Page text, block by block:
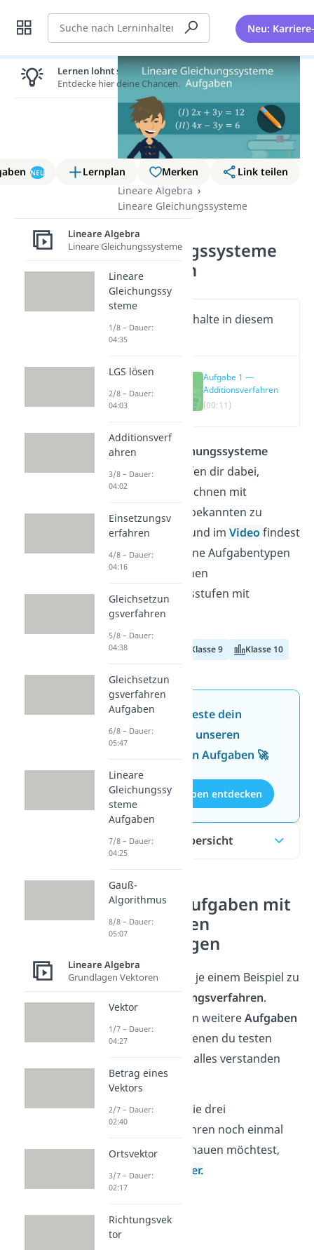
Suche Neu:
NEU Lernplan Merken
Link teilen
Lineare Algebra
Lineare Gleichungssysteme
Lineare
Gleichungssysteme
Aufgaben
Wichtige Inhalte in diesem
Aufgabe 1 —
Additionsverfahren
(00:11)
Lineare Gleichungssysteme
Aufgaben
helfen dir dabei,
sicherer im Rechnen mit
mehreren Unbekannten zu
werden. Hier und im Video findest
du verschiedene Aufgabentypen
in verschiedenen
Schwierigkeitsstufen mit
Lösungen!
Klasse 9 Klasse 10
Jetzt neu: Teste dein
Wissen mit unseren
kostenlosen Aufgaben 🚀
Aufgaben entdecken
Inhaltsübersicht
Übungsaufgaben mit
gegebenen
Gleichungen
Los geht’s mit je einem Beispiel zu
Lösungsverfahren.
Danach warten weitereAufgaben
auf dich, bei denen du testen
kannst, ob du alles verstanden
hast.
Wenn du dir die drei
Lösungsverfahren noch einmal
genauer anschauen möchtest,
dann klicke
hier.
Lernen lohnt sich!
Entdecke hier deine Chancen.
Lineare Algebra
Lineare Gleichungssysteme
Lineare
Gleichungssy
steme
1/8 – Dauer:
04:35
LGS lösen
2/8 – Dauer:
04:03
Additionsverf
ahren
3/8 – Dauer:
04:02
Einsetzungsv
erfahren
4/8 – Dauer:
04:16
Gleichsetzun
gsverfahren
5/8 – Dauer:
04:38
Gleichsetzun
gsverfahren
Aufgaben
6/8 – Dauer:
05:47
Lineare
Gleichungssy
steme
Aufgaben
7/8 – Dauer:
04:25
Gauß-
Algorithmus
8/8 – Dauer:
05:07
Lineare Algebra
Grundlagen Vektoren
Vektor
1/7 – Dauer:
04:27
Betrag eines
Vektors
2/7 – Dauer:
02:40
Ortsvektor
3/7 – Dauer:
02:17
Richtungsvek
tor